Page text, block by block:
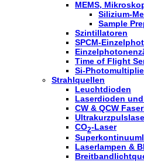
MEMS,
Silizium-
Sample
Szintillatoren
SPCM-
Time of Flight
Si-
Strahlquellen
Leuchtdioden
Laserdioden
CW & QCW
CO2-Laser
Laserlampen &